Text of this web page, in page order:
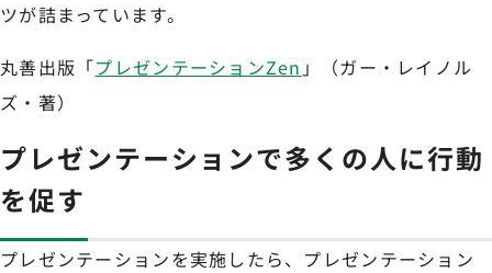
ツが詰まっています。
丸善出版「プレゼンテーションZen 」（ガー・レイノル
ズ・著）
プレゼンテーションで多くの人に行動
を促す
プレゼンテーションを実施したら、プレゼンテーション